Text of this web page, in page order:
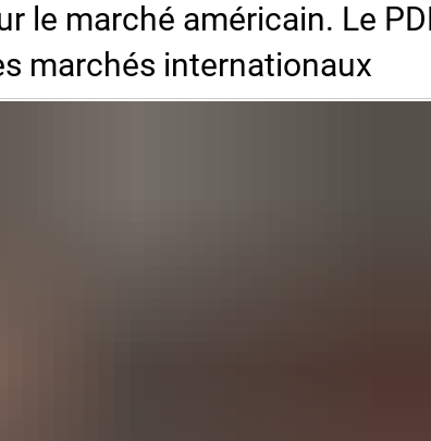
le marché américain. Le
marchés internationaux